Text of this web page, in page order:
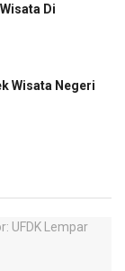
Di
Wisata Negeri